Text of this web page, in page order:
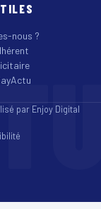
nous ?
par Enjoy Digital